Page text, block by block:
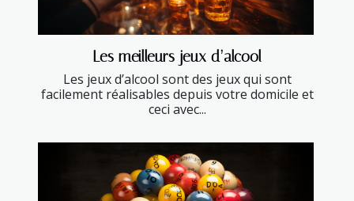
Les meilleurs jeux d’alcool
Les jeux d’alcool sont des jeux qui sont
facilement réalisables depuis votre domicile et
ceci avec...